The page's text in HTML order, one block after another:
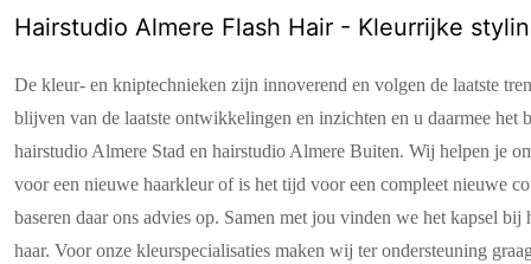
Hairstudio Almere Flash Hair - Kleurrijke
De kleur- en kniptechnieken zijn innoverend en volgen de laatste
blijven van de laatste ontwikkelingen en inzichten en u daarmee het
hairstudio Almere Stad en hairstudio Almere Buiten. Wij helpen je
voor een nieuwe haarkleur of is het tijd voor een compleet nieuwe
baseren daar ons advies op. Samen met jou vinden we het kapsel
haar. Voor onze kleurspecialisaties maken wij ter ondersteuning